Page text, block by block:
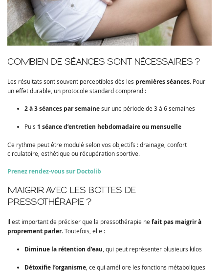
COMBIEN DE SÉANCES SONT NÉCESSAIRES ?
Les résultats sont souvent perceptibles dès les premières séances. Pour
un effet durable, un protocole standard comprend :
2 à 3 séances par semainesur une période de 3 à 6 semaines
Puis 1 séance d’entretien hebdomadaire ou mensuelle
Ce rythme peut être modulé selon vos objectifs : drainage, confort
circulatoire, esthétique ou récupération sportive.
Prenez rendez-vous sur Doctolib
MAIGRIR AVEC LES BOTTES DE
PRESSOTHÉRAPIE ?
Il est important de préciser que la pressothérapie ne fait pas maigrir à
proprement parler. Toutefois, elle :
Diminue la rétention d’eau , qui peut représenter plusieurs kilos
Détoxifie l’organisme , ce qui améliore les fonctions métaboliques